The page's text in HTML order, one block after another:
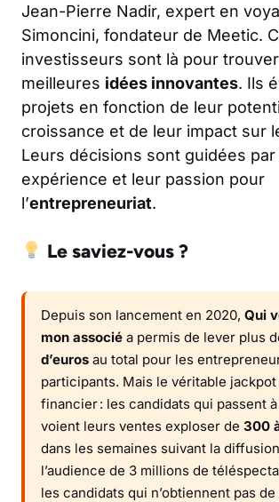
Jean-Pierre Nadir, expert en
Simoncini, fondateur de Meetic.
investisseurs sont là pour
meilleures idées innovantes. Ils
projets en fonction de leur
croissance et de leur impact sur
Leurs décisions sont guidées
expérience et leur passion pour
l’entrepreneuriat.
Le saviez-vous ?
Depuis son lancement en 2020, Qui
mon associé a permis de lever plus
d’euros au total pour les
participants. Mais le véritable jackpot
financier : les candidats qui passent à
voient leurs ventes exploser de 300
dans les semaines suivant la
l’audience de 3 millions de
les candidats qui n’obtiennent pas de